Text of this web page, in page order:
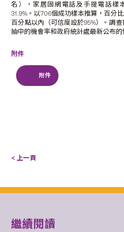
名），家居固網電話及手提電話樣
31.9%。以706個成功樣本推算，百分
百分點以內（可信度設於95%）。調
抽中的機會率和政府統計處最新公布
附件
附件
< 上一頁
繼續閱讀